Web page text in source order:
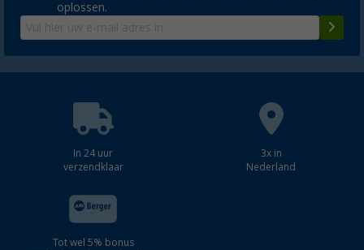
oplossen.
In 24 uur
verzendklaar
3x in
Nederland
Tot wel 5% bonus